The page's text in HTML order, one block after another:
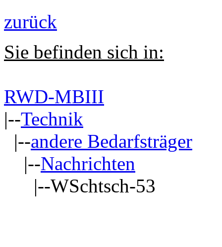
zurück
Sie befinden sich in:
RWD-MBIII
|--Technik
|--andere Bedarfsträger
|--Nachrichten
|--WSchtsch-53